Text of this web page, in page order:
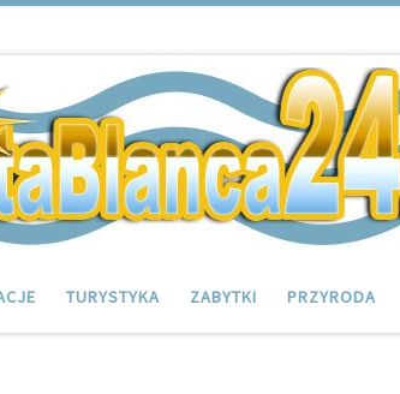
TURYSTYKA ZABYTKI PRZYRODA